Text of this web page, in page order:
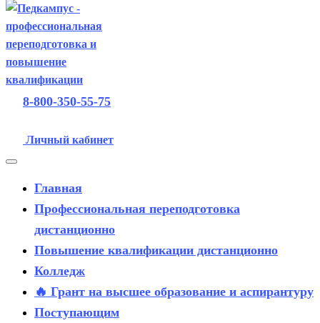
8-800-350-55-75
Личный кабинет
Главная
Профессиональная переподготовка
дистанционно
Повышение квалификации дистанционно
Колледж
🔥 Грант на высшее образование и аспирантуру
Поступающим